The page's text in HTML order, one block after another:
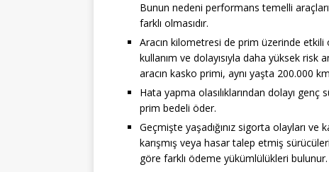
Bunun nedeni performans temelli
farklı olmasıdır.
Aracın kilometresi de prim üzerinde
kullanım ve dolayısıyla daha yüksek risk
aracın kasko primi, aynı yaşta 200.000
Hata yapma olasılıklarından dolayı
prim bedeli öder.
Geçmişte yaşadığınız sigorta olayları
karışmış veya hasar talep etmiş
göre farklı ödeme yükümlülükleri bulunur.